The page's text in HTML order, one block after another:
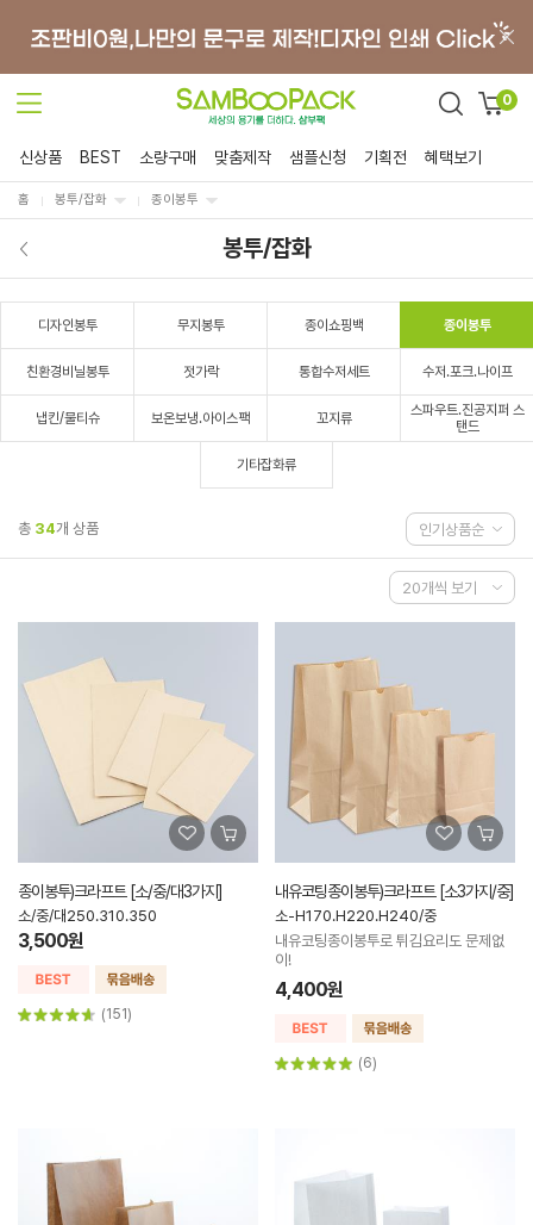
0
신상품 BEST 소량구매 맞춤제작 샘플신청 기획전 혜택보기
홈 봉투/잡화 종이봉투
봉투/잡화
디자인봉투 무지봉투 종이쇼핑백 종이봉투
친환경비닐봉투 젓가락 통합수저세트 수저.포크.나이프
냅킨/물티슈 보온보냉.아이스팩 꼬지류
스파우트.진공지퍼 스
탠드
기타잡화류
총 34개 상품
종이봉투)크라프트 [소/중/대3가지]
소/중/대250.310.350
3,500원
(151)
내유코팅종이봉투)크라프트 [소3가지/중]
소-H170.H220.H240/중
내유코팅종이봉투로 튀김요리도 문제없
이!
4,400원
(6)